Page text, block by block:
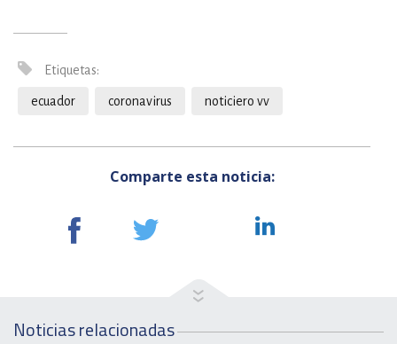
Etiquetas:
ecuador coronavirus noticiero vv
Comparte esta noticia:
Noticias relacionadas